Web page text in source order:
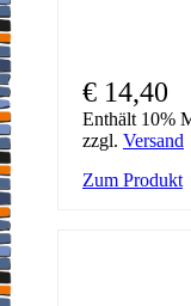
€ 14,40
Enthält 10%
zzgl. Versand
Zum Produkt